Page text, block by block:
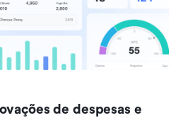
de despesas e